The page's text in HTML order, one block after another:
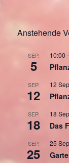
Anstehende
SEP.
5
10:00 -
SEP.
12
12
SEP.
18
18
Das
SEP.
25
25